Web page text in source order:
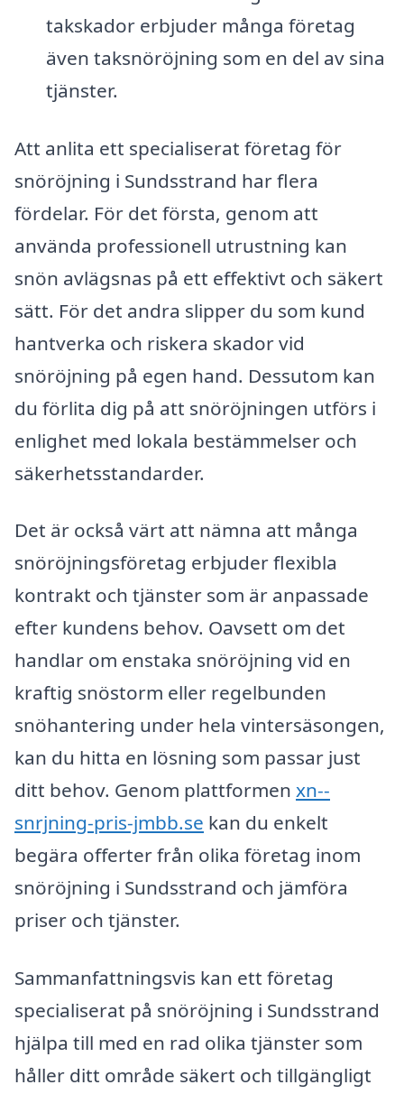
takskador erbjuder många företag
även taksnöröjning som en del av sina
tjänster.
Att anlita ett specialiserat företag för
snöröjning i Sundsstrand har flera
fördelar. För det första, genom att
använda professionell utrustning kan
snön avlägsnas på ett effektivt och säkert
sätt. För det andra slipper du som kund
hantverka och riskera skador vid
snöröjning på egen hand. Dessutom kan
du förlita dig på att snöröjningen utförs i
enlighet med lokala bestämmelser och
säkerhetsstandarder.
Det är också värt att nämna att många
snöröjningsföretag erbjuder flexibla
kontrakt och tjänster som är anpassade
efter kundens behov. Oavsett om det
handlar om enstaka snöröjning vid en
kraftig snöstorm eller regelbunden
snöhantering under hela vintersäsongen,
kan du hitta en lösning som passar just
ditt behov. Genom plattformen xn--
snrjning-pris-jmbb.se kan du enkelt
begära offerter från olika företag inom
snöröjning i Sundsstrand och jämföra
priser och tjänster.
Sammanfattningsvis kan ett företag
specialiserat på snöröjning i Sundsstrand
hjälpa till med en rad olika tjänster som
håller ditt område säkert och tillgängligt